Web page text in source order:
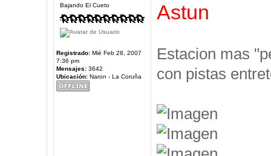
Bajando El Cueto
Registrado:Mié Feb 28, 2007
7:36 pm
Mensajes:3642
Ubicación:Naron - La Coruña
Astun
Estacion mas
con pistas